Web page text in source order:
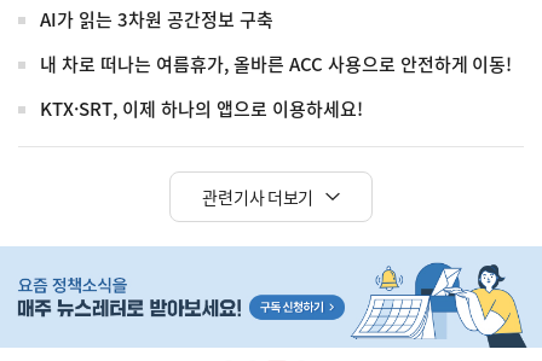
AI가 읽는 3차원 공간정보 구축
내 차로 떠나는 여름휴가, 올바른 ACC 사용으로 안전하게 이동!
KTX·SRT, 이제 하나의 앱으로 이용하세요!
관련기사 더보기
단
배